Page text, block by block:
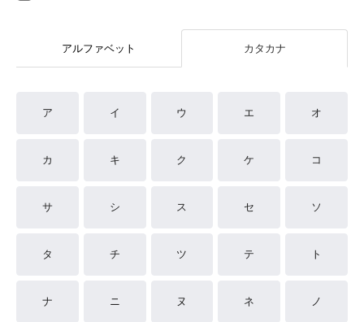
アルファベット カタカナ
ア イ ウ エ オ
カ キ ク ケ コ
サ シ ス セ ソ
タ チ ツ テ ト
ナ ニ ヌ ネ ノ